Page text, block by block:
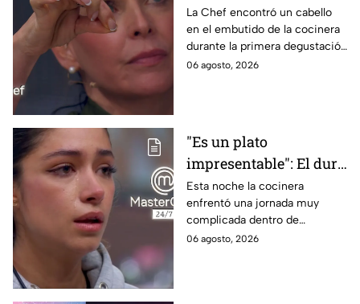
en evidencia a Carmen
en la gala de mandiles
negros de MasterChef
24/7
La Chef encontró un cabello
en el embutido de la cocinera
durante la primera degustación
de la noche
06 agosto, 2026
"Es un plato
impresentable": El duro
regaño que hizo llorar a
Michelle dentro de
MasterChef 24/7
Esta noche la cocinera
enfrentó una jornada muy
complicada dentro de
MasterChef 24/7.
06 agosto, 2026